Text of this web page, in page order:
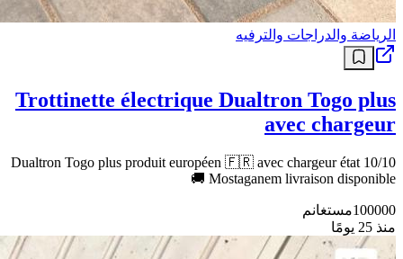
الرياضة والدراجات والترفيه
Trottinette électrique Dualtron Togo plus
avec chargeur
Dualtron Togo plus produit européen 🇫🇷 avec chargeur état 10/10
Mostaganem livraison disponible 🚚
100000مستغانم
منذ 25 يومًا